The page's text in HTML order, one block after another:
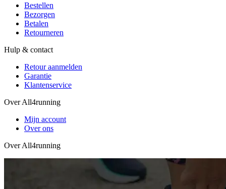
Bestellen
Bezorgen
Betalen
Retourneren
Hulp & contact
Retour aanmelden
Garantie
Klantenservice
Over All4running
Mijn account
Over ons
Over All4running